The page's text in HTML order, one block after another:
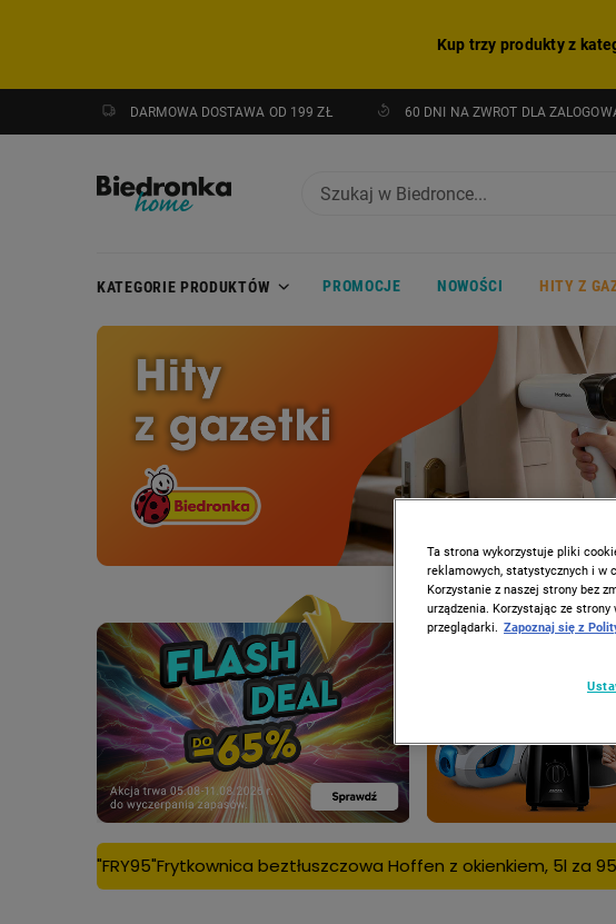
Kup trzy produkty z
DARMOWA DOSTAWA OD 199 ZŁ 60 DNI NA ZWROT DLA
KATEGORIE PRODUKTÓW PROMOCJE NOWOŚCI HITY Z
beztłuszczowa Hoffen z okienkiem, 5l za 95 zł tylko dla
Ta strona wykorzystuje pliki
reklamowych, statystycznych i w
Korzystanie z naszej strony bez
urządzenia. Korzystając ze
przeglądarki. Zapoznaj się z